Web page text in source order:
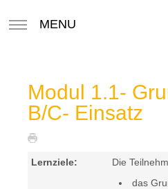
MENU
Modul 1.1-
B/C- Einsatz
Lernziele:
Die
das